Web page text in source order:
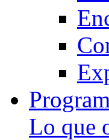
Lo que